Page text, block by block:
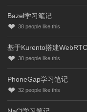
Bazel学习笔记
38 people like this
基于Kurento搭建
38 people like this
PhoneGap学习笔记
32 people like this